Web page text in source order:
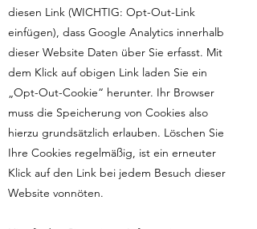
diesen Link (WICHTIG: Opt-Out-Link
einfügen), dass Google Analytics innerhalb
dieser Website Daten über Sie erfasst. Mit
dem Klick auf obigen Link laden Sie ein
„Opt-Out-Cookie“ herunter. Ihr Browser
muss die Speicherung von Cookies also
hierzu grundsätzlich erlauben. Löschen Sie
Ihre Cookies regelmäßig, ist ein erneuter
Klick auf den Link bei jedem Besuch dieser
Website vonnöten.